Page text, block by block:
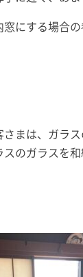
窓にする場合
さまは、ガラス
スのガラスを